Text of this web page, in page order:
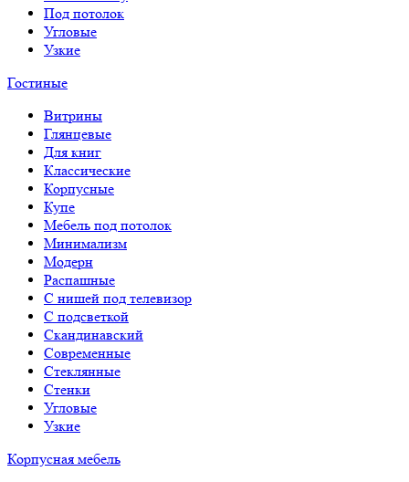
Под потолок
Угловые
Узкие
Гостиные
Витрины
Глянцевые
Для книг
Классические
Корпусные
Купе
Мебель под потолок
Минимализм
Модерн
Распашные
С нишей под телевизор
С подсветкой
Скандинавский
Современные
Стеклянные
Стенки
Угловые
Узкие
Корпусная мебель